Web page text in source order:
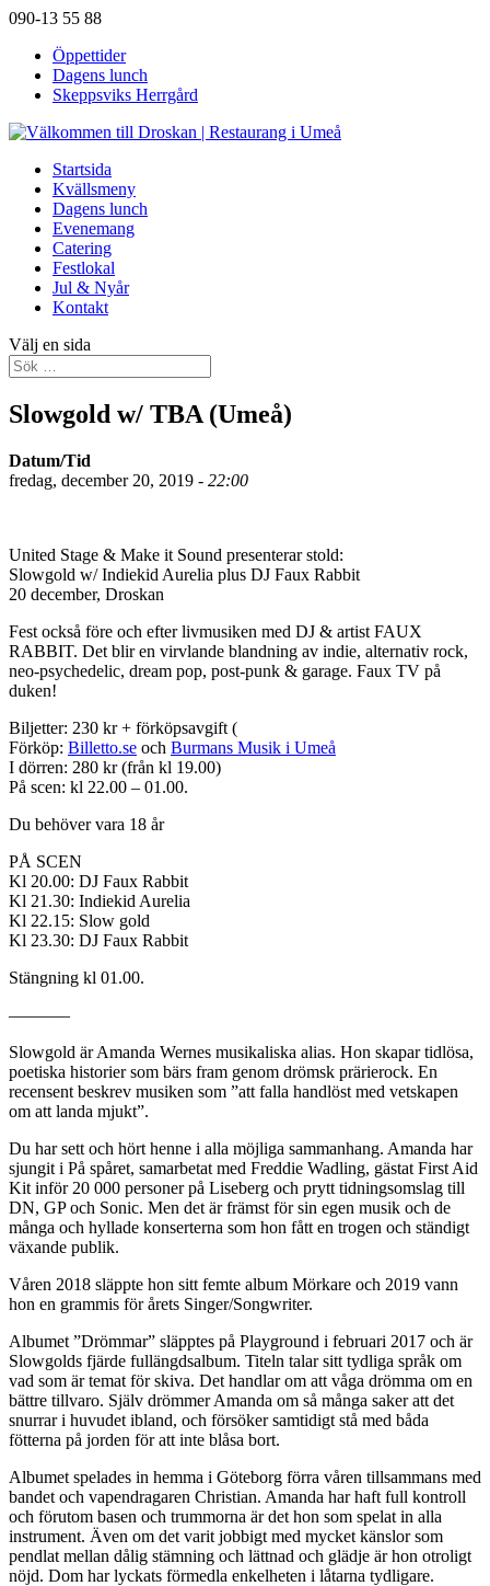
090-13 55 88
Öppettider
Dagens lunch
Skeppsviks Herrgård
Startsida
Kvällsmeny
Dagens lunch
Evenemang
Catering
Festlokal
Jul & Nyår
Kontakt
Välj en sida
Slowgold w/ TBA (Umeå)
Datum/Tid
fredag, december 20, 2019 - 22:00
United Stage & Make it Sound presenterar stold:
Slowgold w/ Indiekid Aurelia plus DJ Faux Rabbit
20 december, Droskan
Fest också före och efter livmusiken med DJ & artist FAUX
RABBIT. Det blir en virvlande blandning av indie, alternativ rock,
neo-psychedelic, dream pop, post-punk & garage. Faux TV på
duken!
Biljetter: 230 kr + förköpsavgift (
Förköp: Billetto.se och Burmans Musik i Umeå
I dörren: 280 kr (från kl 19.00)
På scen: kl 22.00 – 01.00.
Du behöver vara 18 år
PÅ SCEN
Kl 20.00: DJ Faux Rabbit
Kl 21.30: Indiekid Aurelia
Kl 22.15: Slow gold
Kl 23.30: DJ Faux Rabbit
Stängning kl 01.00.
———–
Slowgold är Amanda Wernes musikaliska alias. Hon skapar tidlösa,
poetiska historier som bärs fram genom drömsk prärierock. En
recensent beskrev musiken som ”att falla handlöst med vetskapen
om att landa mjukt”.
Du har sett och hört henne i alla möjliga sammanhang. Amanda har
sjungit i På spåret, samarbetat med Freddie Wadling, gästat First Aid
Kit inför 20 000 personer på Liseberg och prytt tidningsomslag till
DN, GP och Sonic. Men det är främst för sin egen musik och de
många och hyllade konserterna som hon fått en trogen och ständigt
växande publik.
Våren 2018 släppte hon sitt femte album Mörkare och 2019 vann
hon en grammis för årets Singer/Songwriter.
Albumet ”Drömmar” släpptes på Playground i februari 2017 och är
Slowgolds fjärde fullängdsalbum. Titeln talar sitt tydliga språk om
vad som är temat för skiva. Det handlar om att våga drömma om en
bättre tillvaro. Själv drömmer Amanda om så många saker att det
snurrar i huvudet ibland, och försöker samtidigt stå med båda
fötterna på jorden för att inte blåsa bort.
Albumet spelades in hemma i Göteborg förra våren tillsammans med
bandet och vapendragaren Christian. Amanda har haft full kontroll
och förutom basen och trummorna är det hon som spelat in alla
instrument. Även om det varit jobbigt med mycket känslor som
pendlat mellan dålig stämning och lättnad och glädje är hon otroligt
nöjd. Dom har lyckats förmedla enkelheten i låtarna tydligare.